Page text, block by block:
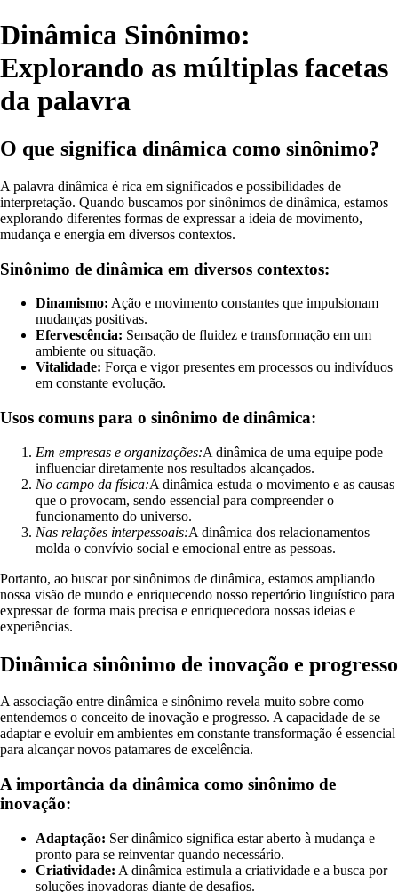
Dinâmica Sinônimo:
Explorando as múltiplas facetas
da palavra
O que significa dinâmica como sinônimo?
A palavra dinâmica é rica em significados e possibilidades de
interpretação. Quando buscamos por sinônimos de dinâmica, estamos
explorando diferentes formas de expressar a ideia de movimento,
mudança e energia em diversos contextos.
Sinônimo de dinâmica em diversos contextos:
Dinamismo: Ação e movimento constantes que impulsionam
mudanças positivas.
Efervescência: Sensação de fluidez e transformação em um
ambiente ou situação.
Vitalidade: Força e vigor presentes em processos ou indivíduos
em constante evolução.
Usos comuns para o sinônimo de dinâmica:
Em empresas e organizações:A dinâmica de uma equipe pode
influenciar diretamente nos resultados alcançados.
No campo da física:A dinâmica estuda o movimento e as causas
que o provocam, sendo essencial para compreender o
funcionamento do universo.
Nas relações interpessoais:A dinâmica dos relacionamentos
molda o convívio social e emocional entre as pessoas.
Portanto, ao buscar por sinônimos de dinâmica, estamos ampliando
nossa visão de mundo e enriquecendo nosso repertório linguístico para
expressar de forma mais precisa e enriquecedora nossas ideias e
experiências.
Dinâmica sinônimo de inovação e progresso
A associação entre dinâmica e sinônimo revela muito sobre como
entendemos o conceito de inovação e progresso. A capacidade de se
adaptar e evoluir em ambientes em constante transformação é essencial
para alcançar novos patamares de excelência.
A importância da dinâmica como sinônimo de
inovação:
Adaptação: Ser dinâmico significa estar aberto à mudança e
pronto para se reinventar quando necessário.
Criatividade: A dinâmica estimula a criatividade e a busca por
soluções inovadoras diante de desafios.